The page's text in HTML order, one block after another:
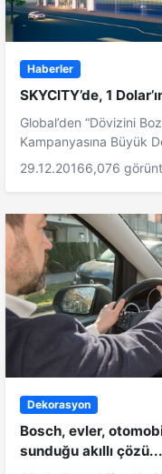
Haberler
SKYCITY’de, 1
Global’den “Dövizini
Kampanyasına Büyük
29.12.20166,076
Dekorasyon
Bosch, evler,
sunduğu akıllı çözü...